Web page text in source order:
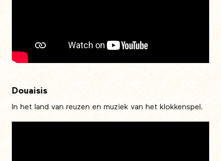
Douaisis
In het land van reuzen en muziek van het klokkenspel.